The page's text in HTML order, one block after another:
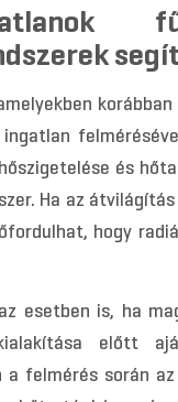
és
Ha az
hogy
esetben is, ha
előtt
a felmérés során